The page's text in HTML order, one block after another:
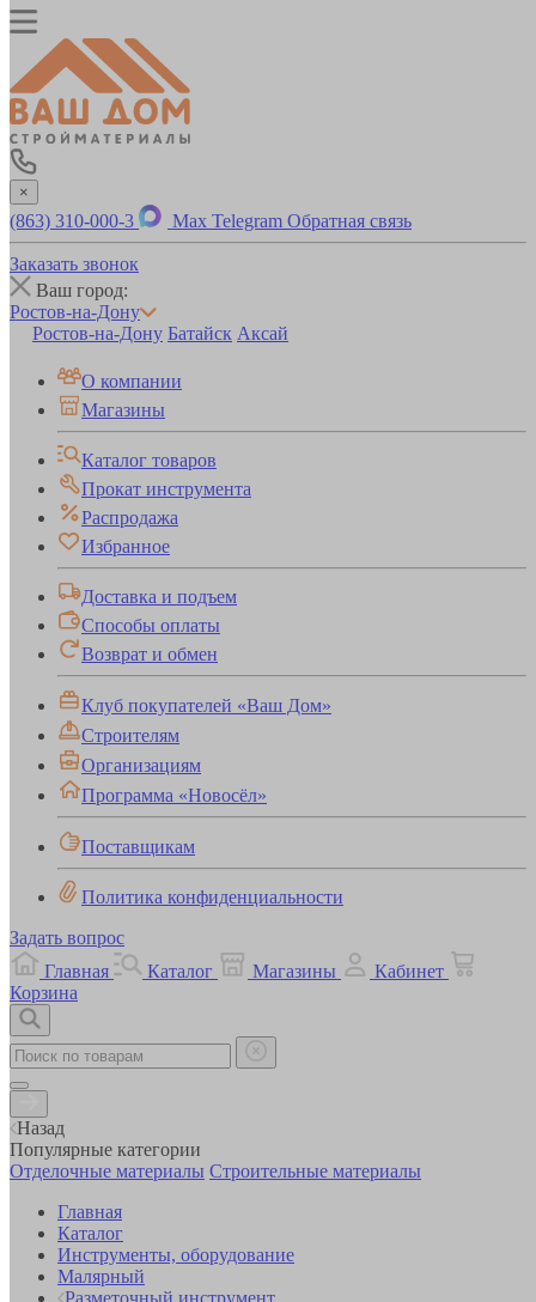
×
(863) 310-000-3 Max Telegram Обратная связь
Заказать звонок
Ваш город:
Ростов-на-Дону
Ростов-на-Дону Батайск Аксай
О компании
Магазины
Каталог товаров
Прокат инструмента
Распродажа
Избранное
Доставка и подъем
Способы оплаты
Возврат и обмен
Клуб покупателей «Ваш Дом»
Строителям
Организациям
Программа «Новосёл»
Поставщикам
Политика конфиденциальности
Задать вопрос
Главная
Каталог Магазины
Кабинет
Корзина
Назад
Популярные категории
Отделочные материалы Строительные материалы
Главная
Каталог
Инструменты, оборудование
Малярный
Разметочный инструмент